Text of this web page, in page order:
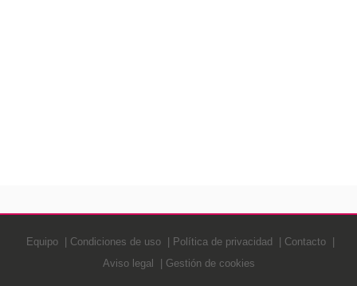
Equipo Condiciones de uso Política de privacidad
Contacto
Aviso legal
Gestión de cookies